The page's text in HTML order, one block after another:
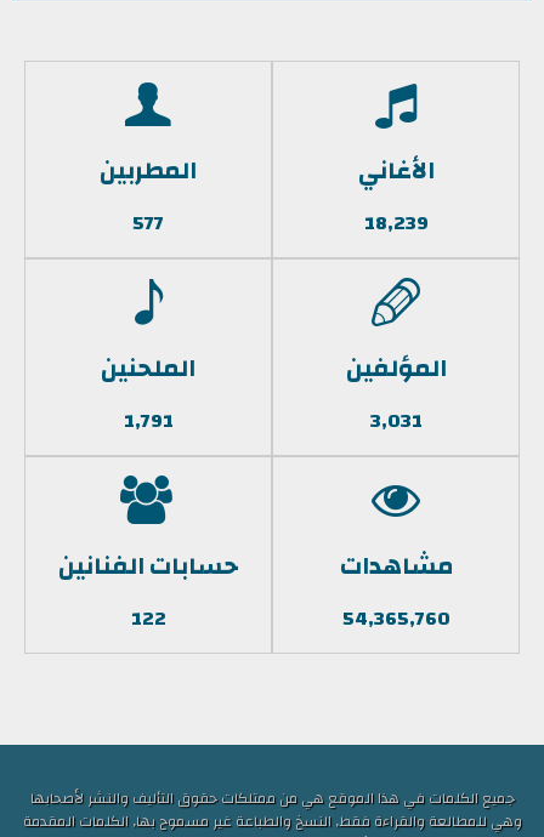
الأغاني
18,239
المطربين
577
المؤلفين
3,031
الملحنين
1,791
مشاهدات
54,365,760
حسابات الفنانين
122
جميع الكلمات في هذا الموقع هي من ممتلكات حقوق التأليف والنشر لأصحابها
وهي للمطالعة والقراءة فقط, النسخ والطباعة غير مسموح بها, الكلمات المقدمة